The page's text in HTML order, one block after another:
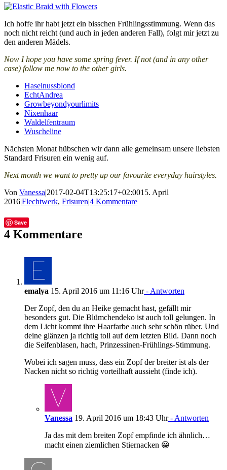
Ich hoffe ihr habt jetzt ein bisschen Frühlingsstimmung. Wenn das
noch nicht reicht (und auch in jeden anderen Fall), folgt mir jetzt zu
den anderen Mädels.
Now I hope you have some spring fever. If not (and in any other
case) follow me now to the other girls.
Haselnussblond
EchtAndrea
Growbeyondyourlimits
Nixenhaar
Waldelfentraum
Wuscheline
Nächsten Monat hübschen wir dann alle gemeinsam unsere liebsten
Standard Frisuren ein wenig auf.
Next month we want to pretty up our favourite everyday hairstyles.
Von Vanessa|2017-02-04T13:25:17+02:0015. April
2016|Flechtwerk, Frisuren|4 Kommentare
Facebook
Twitter
Tumblr
Save E-
Mail
4 Kommentare
emalya 15. April 2016 um 11:16 Uhr- Antworten
Der Zopf, den du an Heike gemacht hast, gefällt mir
besonders gut. Die Blümchendeko ist auch toll gelungen. In
dem Licht kommt ihre Haarfarbe auch sehr schön rüber. Und
deine glänzen ja richtig toll auf dem letzten Bild. Dann noch
die Seifenblasen, hach, Prinzessinen-Frühlings-Stimmung.
Wobei ich sagen muss, dass ein Zopf der breiter ist als der
Nacken nicht so richtig vorteilhaft aussieht (finde ich).
Vanessa 19. April 2016 um 18:43 Uhr- Antworten
Ja das mit dem breiten Zopf empfinde ich ähnlich…
macht einen ziemlichen Stiernacken 😀